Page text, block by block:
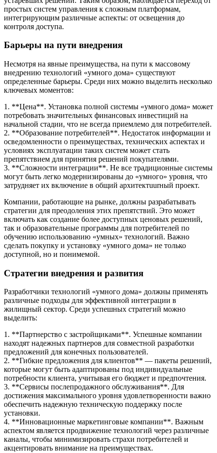
простых систем управления к сложным платформам,
интегрирующим различные аспекты: от освещения до
контроля доступа.
Барьеры на пути внедрения
Несмотря на явные преимущества, на пути к массовому
внедрению технологий «умного дома» существуют
определенные барьеры. Среди них можно выделить несколько
ключевых моментов:
1. **Цена**. Установка полной системы «умного дома» может
потребовать значительных финансовых инвестиций на
начальной стадии, что не всегда приемлемо для потребителей.
2. **Образование потребителей**. Недостаток информации и
осведомленности о преимуществах, технических аспектах и
условиях эксплуатации таких систем может стать
препятствием для принятия решений покупателями.
3. **Сложности интеграции**. Не все традиционные системы
могут быть легко модернизированы до «умного» уровня, что
затрудняет их включение в общий архитектuurный проект.
Компании, работающие на рынке, должны разрабатывать
стратегии для преодоления этих препятствий. Это может
включать как создание более доступных ценовых решений,
так и образовательные программы для потребителей по
обучению использованию «умных» технологий. Важно
сделать покупку и установку «умного дома» не только
доступной, но и понимемой.
Стратегии внедрения и развития
Разработчики технологий «умного дома» должны применять
различные подходы для эффективной интеграции в
жилищный сектор. Среди успешных стратегий можно
выделить:
1. **Партнерство с застройщиками**. Успешные компании
находят надежных партнеров для совместной разработки
предложений для конечных пользователей.
2. **Гибкие предложения для клиентов** — пакеты решений,
которые могут быть адаптированы под индивидуальные
потребности клиента, учитывая его бюджет и предпочтения.
3. **Сервисы послепродажного обслуживания**. Для
достижения максимального уровня удовлетворенности важно
обеспечить надежную техническую поддержку после
установки.
4. **Инновационные маркетинговые компании**. Важным
аспектом является продвижение технологий через различные
каналы, чтобы минимизировать страхи потребителей и
акцентировать внимание на преимуществах.